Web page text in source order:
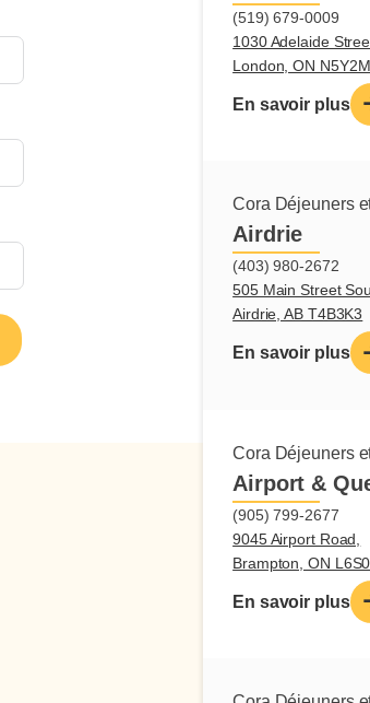
(519) 679-0009
1030 Adelaide
London, ON
En savoir plus
Cora Déjeuners
Airdrie
(403) 980-2672
505 Main Street
Airdrie, AB T4B3K3
En savoir plus
Cora Déjeuners
Airport &
(905) 799-2677
9045 Airport Road,
Brampton, ON
En savoir plus
Expérience
Expérience
Patience
Personnalité
Capacité à
Capacité de
Bon contrôle
Bonne